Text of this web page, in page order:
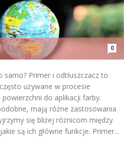
0
samo? Primer i odtłuszczacz to
używane w procesie
do aplikacji farby.
mają różne zastosowania
się bliżej różnicom między
są ich główne funkcje. Primer...